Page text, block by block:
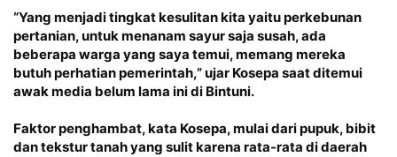
“Yang menjadi tingkat kesulitan kita yaitu perkebunan
pertanian, untuk menanam sayur saja susah, ada
beberapa warga yang saya temui, memang mereka
butuh perhatian pemerintah,” ujar Kosepa saat ditemui
awak media belum lama ini di Bintuni.
Faktor penghambat, kata Kosepa, mulai dari pupuk, bibit
dan tekstur tanah yang sulit karena rata-rata di daerah